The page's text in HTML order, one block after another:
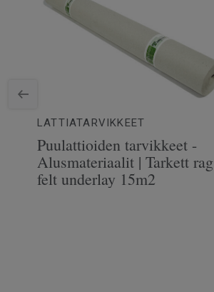
SAP-tuotenumero
Kulutuskerroksen paksuus
Leveys
LATTIATARVIKKEET
Puulattioiden tarvikkeet -
Alusmateriaalit | Tarkett rag
felt underlay 15m2